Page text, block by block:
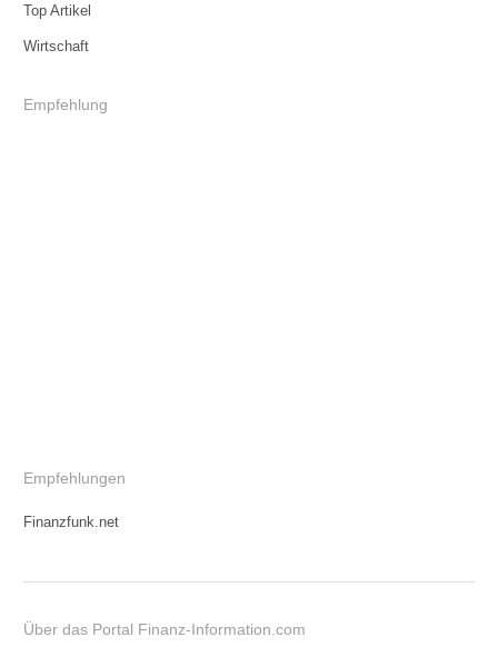
Top Artikel
Wirtschaft
Empfehlung
Empfehlungen
Finanzfunk.net
Über das Portal Finanz-Information.com